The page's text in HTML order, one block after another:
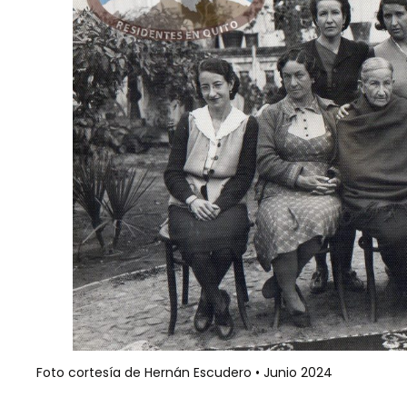
Foto cortesía de Hernán Escudero • Junio 2024